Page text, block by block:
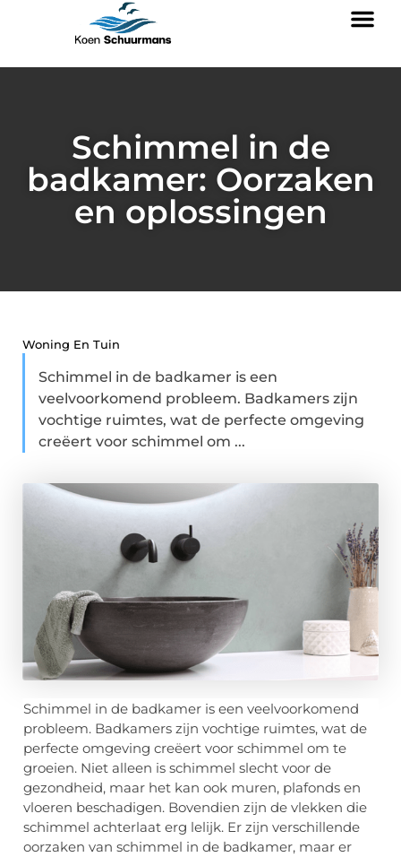
Schimmel in de
badkamer: Oorzaken
en oplossingen
Woning En Tuin
Schimmel in de badkamer is een
veelvoorkomend probleem. Badkamers zijn
vochtige ruimtes, wat de perfecte omgeving
creëert voor schimmel om ...
Schimmel in de badkamer is een veelvoorkomend
probleem. Badkamers zijn vochtige ruimtes, wat de
perfecte omgeving creëert voor schimmel om te
groeien. Niet alleen is schimmel slecht voor de
gezondheid, maar het kan ook muren, plafonds en
vloeren beschadigen. Bovendien zijn de vlekken die
schimmel achterlaat erg lelijk. Er zijn verschillende
oorzaken van schimmel in de badkamer, maar er